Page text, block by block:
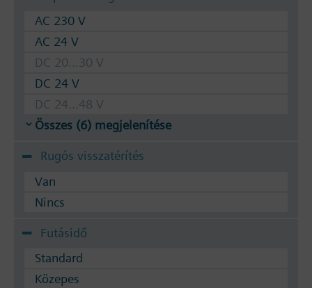
Használható közeg: Víz (VDI 2035 szerint),
fagyállóval kevert víz
használható: SSA.. / STA.. / STS61.. / RTN..
AC 230 V
AC 24 V
DC 20...30 V
DC 24 V
DC 24...48 V
Összes (6) megjelenítése
Rugós visszatérítés
Van
Nincs
Futásidő
Standard
Közepes